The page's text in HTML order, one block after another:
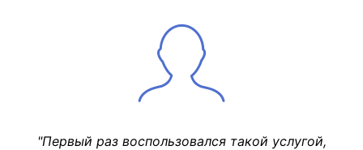
"Первый раз воспользовался такой услугой,